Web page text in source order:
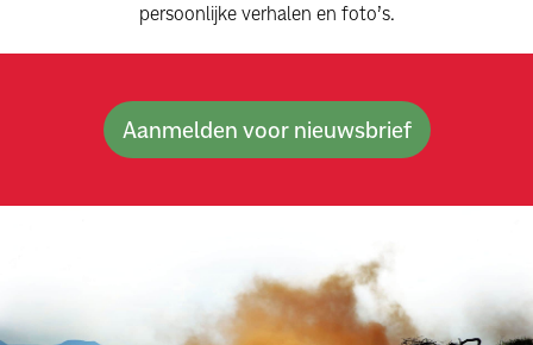
persoonlijke verhalen en foto’s.
Aanmelden voor nieuwsbrief